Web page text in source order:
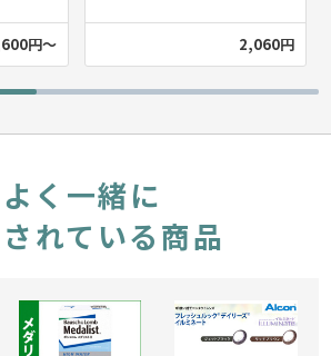
円～ 2,060円
よく一緒に
れている商品